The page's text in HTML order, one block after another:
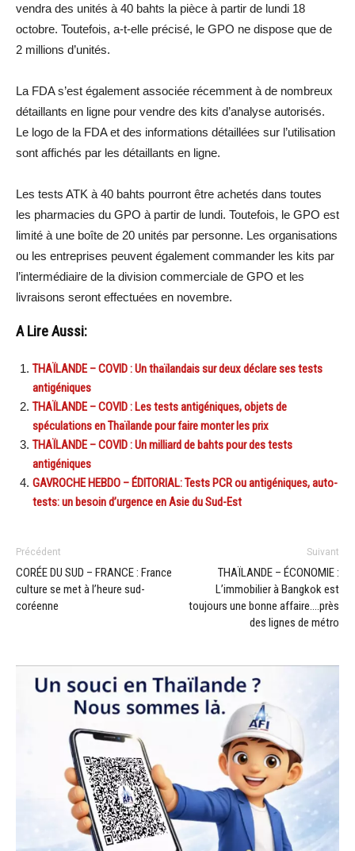
vendra des unités à 40 bahts la pièce à partir de lundi 18
octobre. Toutefois, a-t-elle précisé, le GPO ne dispose que de
2 millions d’unités.
La FDA s’est également associée récemment à de nombreux
détaillants en ligne pour vendre des kits d’analyse autorisés.
Le logo de la FDA et des informations détaillées sur l’utilisation
sont affichés par les détaillants en ligne.
Les tests ATK à 40 bahts pourront être achetés dans toutes
les pharmacies du GPO à partir de lundi. Toutefois, le GPO est
limité à une boîte de 20 unités par personne. Les organisations
ou les entreprises peuvent également commander les kits par
l’intermédiaire de la division commerciale de GPO et les
livraisons seront effectuées en novembre.
A Lire Aussi:
THAÏLANDE – COVID : Un thaïlandais sur deux déclare ses tests
antigéniques
THAÏLANDE – COVID : Les tests antigéniques, objets de
spéculations en Thaïlande pour faire monter les prix
THAÏLANDE – COVID : Un milliard de bahts pour des tests
antigéniques
GAVROCHE HEBDO – ÉDITORIAL: Tests PCR ou antigéniques, auto-
tests: un besoin d’urgence en Asie du Sud-Est
Précédent
CORÉE DU SUD – FRANCE : France
culture se met à l’heure sud-
coréenne
Suivant
THAÏLANDE – ÉCONOMIE :
L’immobilier à Bangkok est
toujours une bonne affaire….près
des lignes de métro